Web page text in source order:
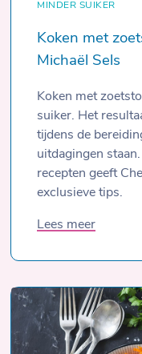
MINDER SUIKER
Koken met
Michaël Sels
Koken met
suiker. Het
tijdens de
uitdagingen
recepten geeft
exclusieve tips.
Lees meer